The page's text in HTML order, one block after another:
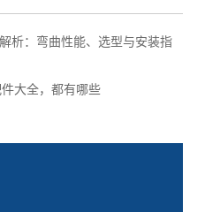
析：弯曲性能、选型与安装指
大全，都有哪些